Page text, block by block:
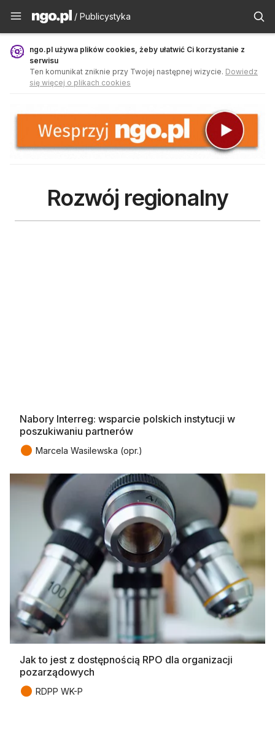
Publicystyka - ngo.pl
/ Publicystyka
ngo.pl używa plików cookies, żeby ułatwić Ci korzystanie z
serwisu
Ten komunikat zniknie przy Twojej następnej wizycie. Dowiedz
się więcej o plikach cookies
Rozwój regionalny
Nabory Interreg: wsparcie polskich instytucji w
poszukiwaniu partnerów
● Marcela Wasilewska (opr.)
Jak to jest z dostępnością RPO dla organizacji
pozarządowych
● RDPP WK-P